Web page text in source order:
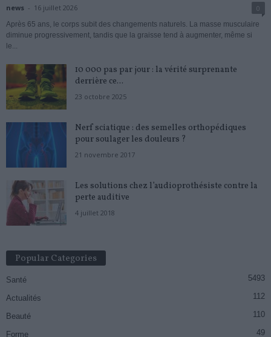
news - 16 juillet 2026 0
Après 65 ans, le corps subit des changements naturels. La masse musculaire
diminue progressivement, tandis que la graisse tend à augmenter, même si
le...
10 000 pas par jour : la vérité surprenante
derrière ce...
23 octobre 2025
Nerf sciatique : des semelles orthopédiques
pour soulager les douleurs ?
21 novembre 2017
Les solutions chez l’audioprothésiste contre la
perte auditive
4 juillet 2018
Popular Categories
Santé 5493
Actualités 112
Beauté 110
Forme 49